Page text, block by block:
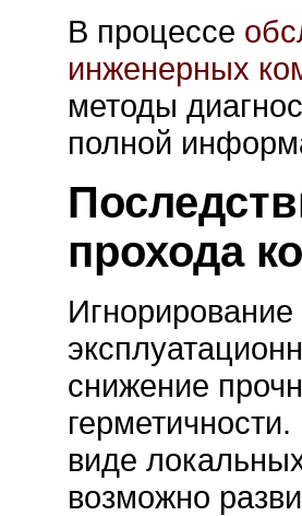
В процессе
инженерных
методы
полной
прохода
снижение
виде
возможно